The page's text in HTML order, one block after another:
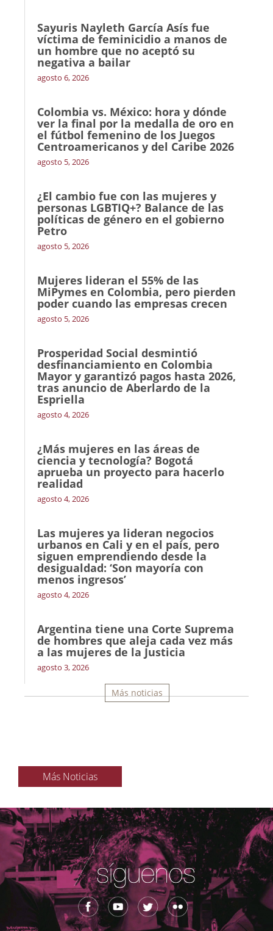
Sayuris Nayleth García Asís fue
víctima de feminicidio a manos de
un hombre que no aceptó su
negativa a bailar
agosto 6, 2026
Colombia vs. México: hora y dónde
ver la final por la medalla de oro en
el fútbol femenino de los Juegos
Centroamericanos y del Caribe 2026
agosto 5, 2026
¿El cambio fue con las mujeres y
personas LGBTIQ+? Balance de las
políticas de género en el gobierno
Petro
agosto 5, 2026
Mujeres lideran el 55% de las
MiPymes en Colombia, pero pierden
poder cuando las empresas crecen
agosto 5, 2026
Prosperidad Social desmintió
desfinanciamiento en Colombia
Mayor y garantizó pagos hasta 2026,
tras anuncio de Aberlardo de la
Espriella
agosto 4, 2026
¿Más mujeres en las áreas de
ciencia y tecnología? Bogotá
aprueba un proyecto para hacerlo
realidad
agosto 4, 2026
Las mujeres ya lideran negocios
urbanos en Cali y en el país, pero
siguen emprendiendo desde la
desigualdad: ‘Son mayoría con
menos ingresos’
agosto 4, 2026
Argentina tiene una Corte Suprema
de hombres que aleja cada vez más
a las mujeres de la Justicia
agosto 3, 2026
Más noticias
Más Noticias